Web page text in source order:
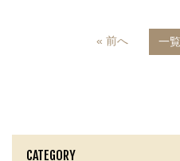
« 前へ 一
CATEGORY